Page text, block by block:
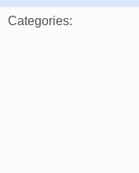
Categories: